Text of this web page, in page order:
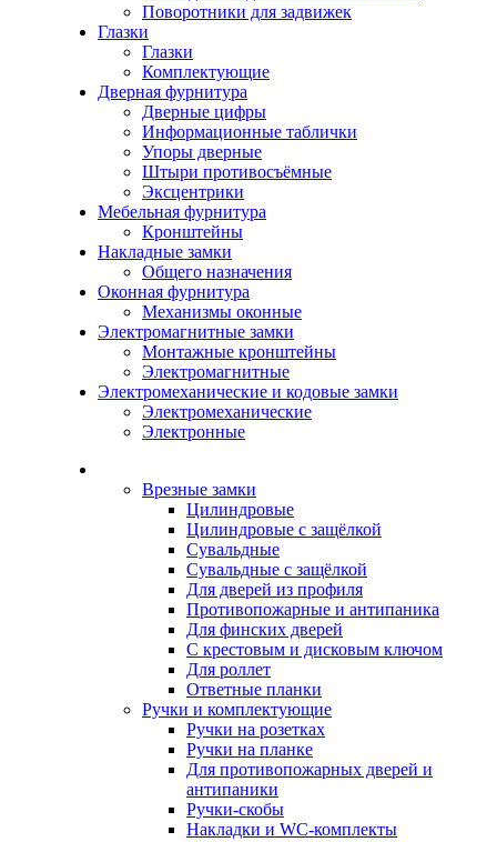
Поворотники для задвижек
Глазки
Глазки
Комплектующие
Дверная фурнитура
Дверные цифры
Информационные таблички
Упоры дверные
Штыри противосъёмные
Эксцентрики
Мебельная фурнитура
Кронштейны
Накладные замки
Общего назначения
Оконная фурнитура
Механизмы оконные
Электромагнитные замки
Монтажные кронштейны
Электромагнитные
Электромеханические и кодовые замки
Электромеханические
Электронные
Врезные замки
Цилиндровые
Цилиндровые с защёлкой
Сувальдные
Сувальдные с защёлкой
Для дверей из профиля
Противопожарные и антипаника
Для финских дверей
С крестовым и дисковым ключом
Для роллет
Ответные планки
Ручки и комплектующие
Ручки на розетках
Ручки на планке
Для противопожарных дверей и
антипаники
Ручки-скобы
Накладки и WC-комплекты